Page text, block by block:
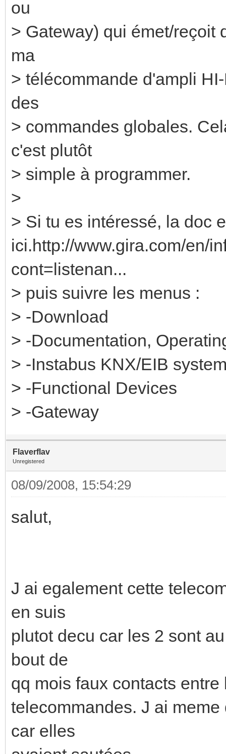
ou
> Gateway) qui émet/reçoit
ma
> télécommande d'ampli
des
> commandes globales.
c'est plutôt
> simple à programmer.
>
> Si tu es intéressé, la doc
ici.http://www.gira.com/en/
cont=listenan...
> puis suivre les menus :
> -Download
> -Documentation,
> -Instabus KNX/EIB
> -Functional Devices
> -Gateway
Flaverflav
Unregistered
08/09/2008, 15:54:29
salut,
J ai egalement cette
en suis
plutot decu car les 2 sont
bout de
qq mois faux contacts
telecommandes. J ai
car elles